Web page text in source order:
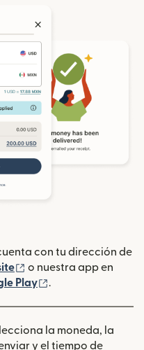
con tu dirección de
(se abre en una
o nuestra app en
una ventana nueva)
Play .
la moneda, la
y el tiempo de